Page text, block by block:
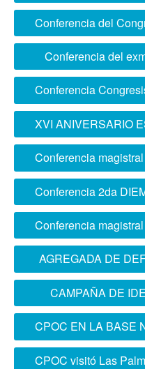
ciudadanía en IE
Conferencia del
Conferencia del
Conferencia
XVI ANIVERSARIO
Conferencia
Conferencia 2da
Conferencia
AGREGADA DE
ESTADOS UNIDOS
CAMPAÑA DE
CIUDADANÍA
CPOC EN LA BASE
CPOC visitó Las